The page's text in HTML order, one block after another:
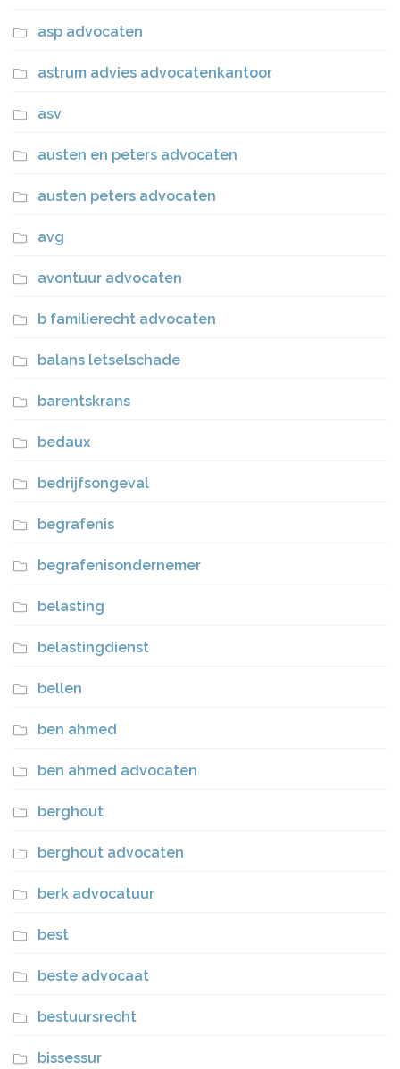
asp advocaten
astrum advies advocatenkantoor
asv
austen en peters advocaten
austen peters advocaten
avg
avontuur advocaten
b familierecht advocaten
balans letselschade
barentskrans
bedaux
bedrijfsongeval
begrafenis
begrafenisondernemer
belasting
belastingdienst
bellen
ben ahmed
ben ahmed advocaten
berghout
berghout advocaten
berk advocatuur
best
beste advocaat
bestuursrecht
bissessur